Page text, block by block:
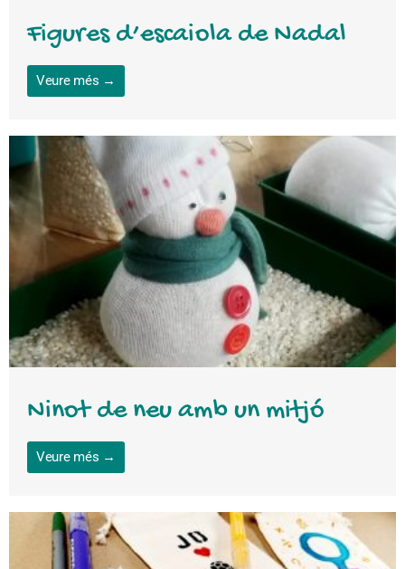
Figures d’escaiola de Nadal
Veure més →
Ninot de neu amb un mitjó
Veure més →